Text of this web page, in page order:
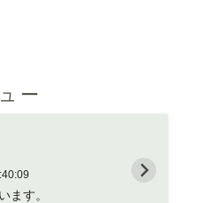
ー
ます。